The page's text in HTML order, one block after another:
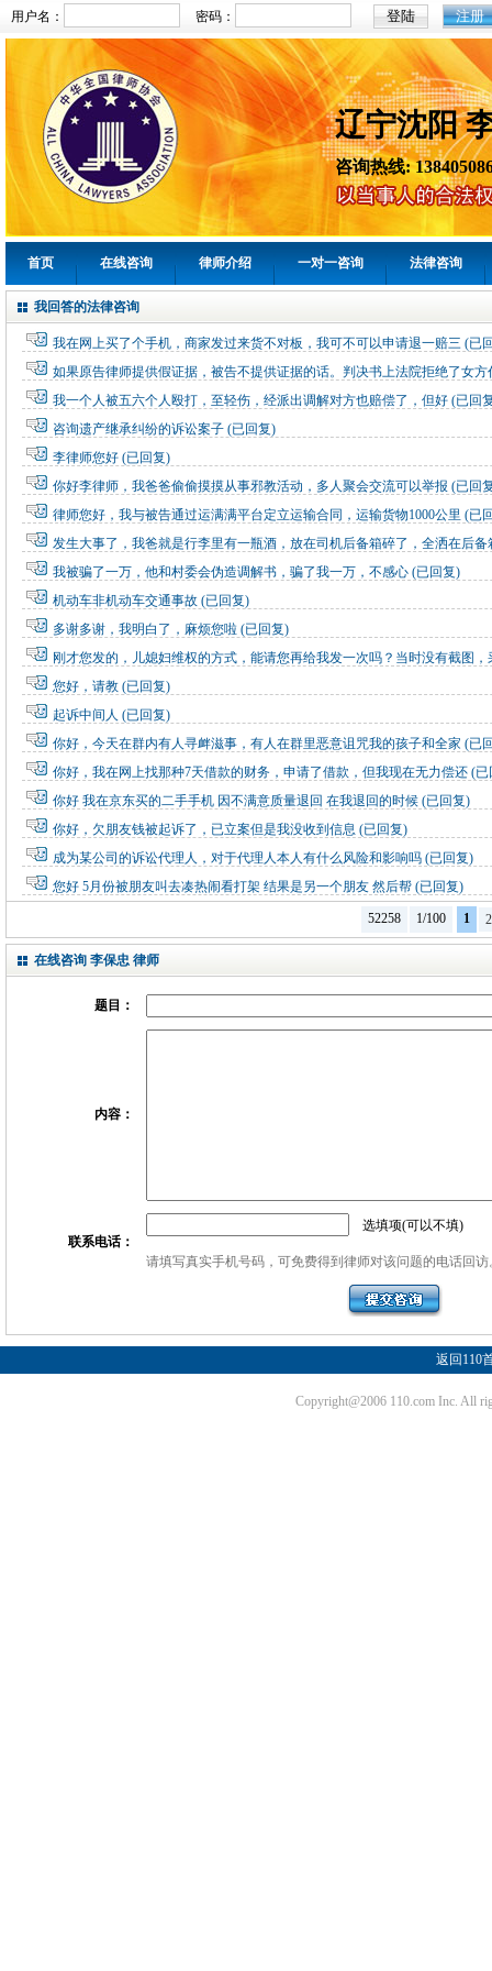
用户名： 密码： 注册
辽宁沈阳
咨询热线:
首页 在线咨询 律师介绍 一对一咨询 法律咨询
我回答的法律咨询
我在网上买了个手机，商家发过来货不对板，我可不可以申请退一赔三 (已
如果原告律师提供假证据，被告不提供证据的话。判决书上法院拒绝了女
我一个人被五六个人殴打，至轻伤，经派出调解对方也赔偿了，但好 (已回
咨询遗产继承纠纷的诉讼案子 (已回复)
李律师您好 (已回复)
你好李律师，我爸爸偷偷摸摸从事邪教活动，多人聚会交流可以举报 (已回
律师您好，我与被告通过运满满平台定立运输合同，运输货物1000公里 (已
发生大事了，我爸就是行李里有一瓶酒，放在司机后备箱碎了，全洒在后备
我被骗了一万，他和村委会伪造调解书，骗了我一万，不感心 (已回复)
机动车非机动车交通事故 (已回复)
多谢多谢，我明白了，麻烦您啦 (已回复)
刚才您发的，儿媳妇维权的方式，能请您再给我发一次吗？当时没有截图
复)
您好，请教 (已回复)
起诉中间人 (已回复)
你好，今天在群内有人寻衅滋事，有人在群里恶意诅咒我的孩子和全家 (已
你好，我在网上找那种7天借款的财务，申请了借款，但我现在无力偿还 (已
你好 我在京东买的二手手机 因不满意质量退回 在我退回的时候 (已回复)
你好，欠朋友钱被起诉了，已立案但是我没收到信息 (已回复)
成为某公司的诉讼代理人，对于代理人本人有什么风险和影响吗 (已回复)
您好 5月份被朋友叫去凑热闹看打架 结果是另一个朋友 然后帮 (已回复)
52258 1/100 1 2
在线咨询 李保忠 律师
题目：
内容：
联系电话：
选填项(可以不填)
请填写真实手机号码，可免费得到律师对该问题的电话回访
返回110
Copyright@2006 110.com Inc. All